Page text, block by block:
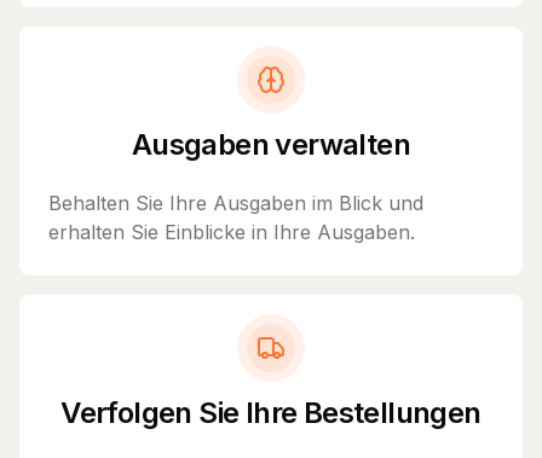
Ausgaben verwalten
Behalten Sie Ihre Ausgaben im Blick und
erhalten Sie Einblicke in Ihre Ausgaben.
Verfolgen Sie Ihre Bestellungen